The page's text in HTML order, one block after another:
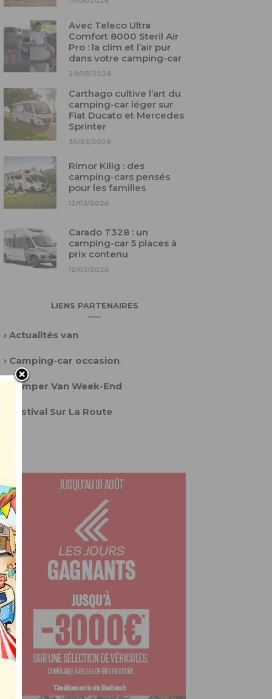
Avec Teleco Ultra
Comfort 8000 Steril Air
Pro : la clim et l’air pur
dans votre camping-car
29/05/2026
Carthago cultive l’art du
camping-car léger sur
Fiat Ducato et Mercedes
Sprinter
30/03/2026
Rimor Kilig : des
camping-cars pensés
pour les familles
12/03/2026
Carado T328 : un
camping-car 5 places à
prix contenu
12/03/2026
LIENS PARTENAIRES
› Actualités van
› Camping-car occasion
Camper Van Week-End
Festival Sur La Route